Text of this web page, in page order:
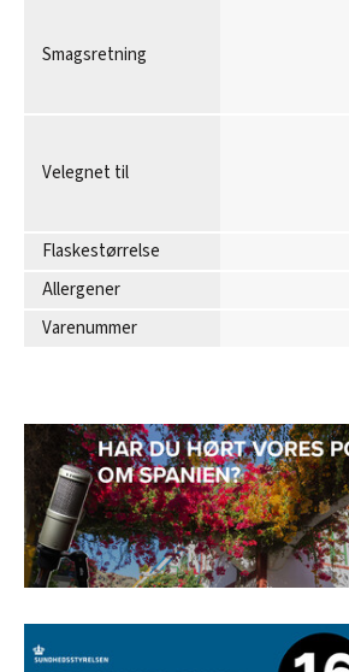
Smagsretning
Velegnet til
Flaskestørrelse
Allergener
Varenummer